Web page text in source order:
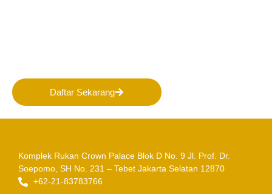
Daftar Sekarang
Komplek Rukan Crown Palace Blok D No. 9 Jl. Prof. Dr.
Soepomo, SH No. 231 – Tebet Jakarta Selatan 12870
+62-21-83783766